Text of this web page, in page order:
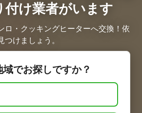
付け業者がいます
ロ・クッキングヒーターへ交換！依
けましょう。
域でお探しですか？